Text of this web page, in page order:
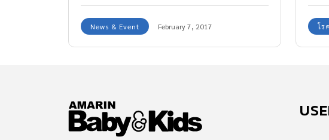
ยืนยันว่า เป็นเชื้อชนิด H3N2 (ฮ่องกง)
News & Event February 7, 2017 โร